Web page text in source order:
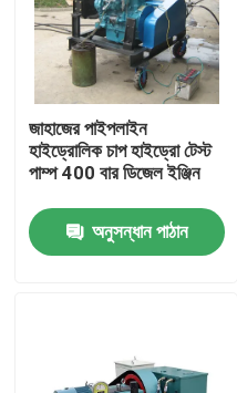
পণ্য
জাহাজের পাইপলাইন
হাইড্রোলিক চাপ হাইড্রো টেস্ট
পাম্প 400 বার ডিজেল ইঞ্জিন
অনুসন্ধান পাঠান